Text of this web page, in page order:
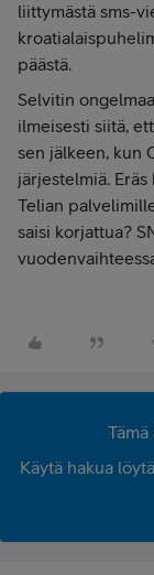
liittymästä sms-
päästä.
Selvitin
ilmeisesti siitä,
sen jälkeen, kun
järjestelmiä.
Telian
saisi korjattua?
Käytä hakua